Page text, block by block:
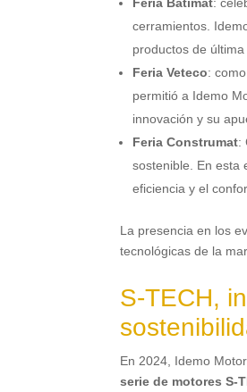
cerramientos.
productos de
Feria Veteco:
permitió a Idemo
innovación y su
Feria Construmat:
sostenible. En esta
eficiencia y el
La presencia en los
tecnológicas de la
S-TECH,
En 2024, Idemo
serie de motores S-